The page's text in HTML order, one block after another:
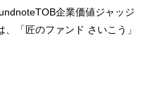
企業価値ジャッジ
「匠のファンド さいこう」